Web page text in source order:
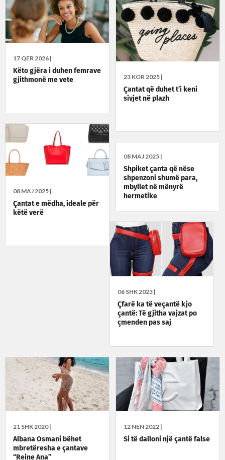
17 QER 2026 |
Këto gjëra i duhen femrave
gjithmonë me vete
23 KOR 2025 |
Çantat që duhet t’i keni
sivjet në plazh
08 MAJ 2025 |
Çantat e mëdha, ideale për
këtë verë
08 MAJ 2025 |
Shpiket çanta që nëse
shpenzoni shumë para,
mbyllet në mënyrë
hermetike
06 SHK 2023 |
Çfarë ka të veçantë kjo
çantë: Të gjitha vajzat po
çmenden pas saj
12 NËN 2022 |
Si të dalloni një çantë false
21 SHK 2020 |
Albana Osmani bëhet
mbretëresha e çantave
“Reine Ana”